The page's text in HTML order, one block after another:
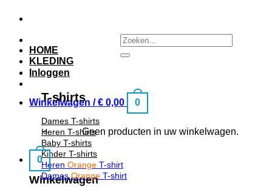
Inloggen
Winkelwagen /€ 0,00 0
Geen producten in uw winkelwagen.
0
Winkelwagen
HOME
KLEDING
T-shirts
Dames T-shirts
Heren T-shirts
Baby T-shirts
Kinder T-shirts
Heren Orange T-shirt
DamesOrange T-shirt